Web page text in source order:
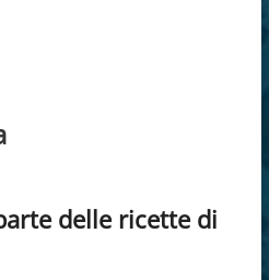
delle ricette di